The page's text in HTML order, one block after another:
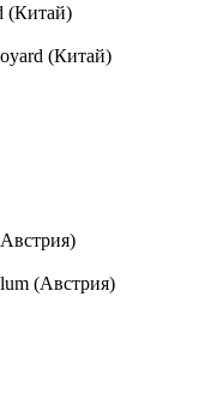
(Китай)
(Китай)
(Австрия)